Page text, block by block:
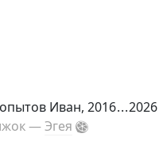
Иван, 2016...2026
—Эгея